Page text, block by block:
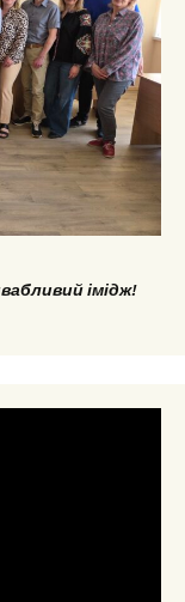
імідж!